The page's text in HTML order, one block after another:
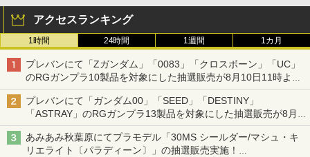
アクセスランキング
1時間 24時間 1週間 1カ月
プレバンにて「Zガンダム」「0083」「クロスボーン」「UC」
のRGガンプラ10製品を対象にした抽選販売が8月10日11時より
実施！
プレバンにて「ガンダム00」「SEED」「DESTINY」
「ASTRAY」のRGガンプラ13製品を対象にした抽選販売が8月
17日11時より実施！
あみあみ秋葉原にてプラモデル「30MS シールダー/マシュ・キ
リエライト〔パラディーン〕」の抽選販売実施！